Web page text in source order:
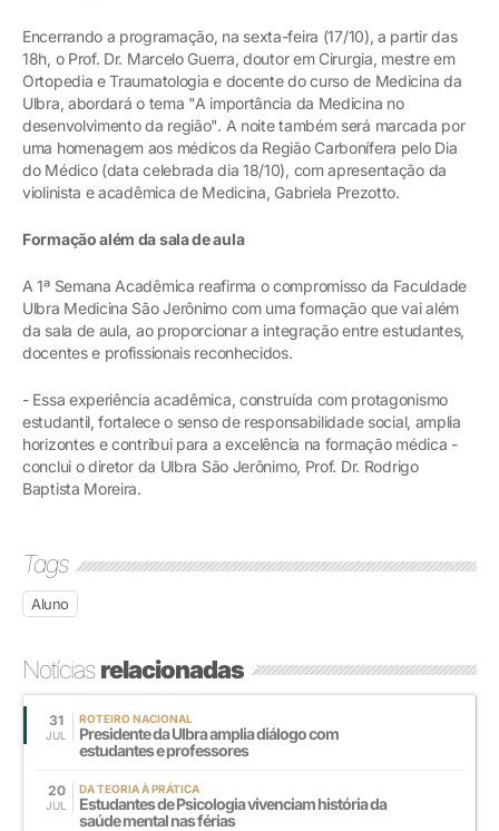
Encerrando a programação, na sexta-feira (17/10), a partir das
18h, o Prof. Dr. Marcelo Guerra, doutor em Cirurgia, mestre em
Ortopedia e Traumatologia e docente do curso de Medicina da
Ulbra, abordará o tema "A importância da Medicina no
desenvolvimento da região". A noite também será marcada por
uma homenagem aos médicos da Região Carbonífera pelo Dia
do Médico (data celebrada dia 18/10), com apresentação da
violinista e acadêmica de Medicina, Gabriela Prezotto.
Formação além da sala de aula
A 1ª Semana Acadêmica reafirma o compromisso da Faculdade
Ulbra Medicina São Jerônimo com uma formação que vai além
da sala de aula, ao proporcionar a integração entre estudantes,
docentes e profissionais reconhecidos.
- Essa experiência acadêmica, construída com protagonismo
estudantil, fortalece o senso de responsabilidade social, amplia
horizontes e contribui para a excelência na formação médica -
conclui o diretor da Ulbra São Jerônimo, Prof. Dr. Rodrigo
Baptista Moreira.
Tags
Aluno
Notíciasrelacionadas
31
JUL
ROTEIRO NACIONAL
Presidente da Ulbra amplia diálogo com
estudantes e professores
20
JUL
DA TEORIA À PRÁTICA
Estudantes de Psicologia vivenciam história da
saúde mental nas férias